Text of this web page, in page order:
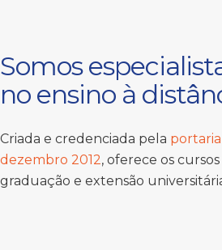
Somos
no ensino à
Criada e credenciada pela
dezembro 2012, oferece os
graduação e extensão